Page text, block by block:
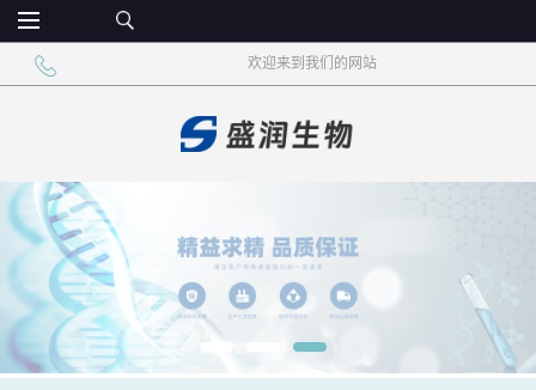
欢迎来到我们的网站